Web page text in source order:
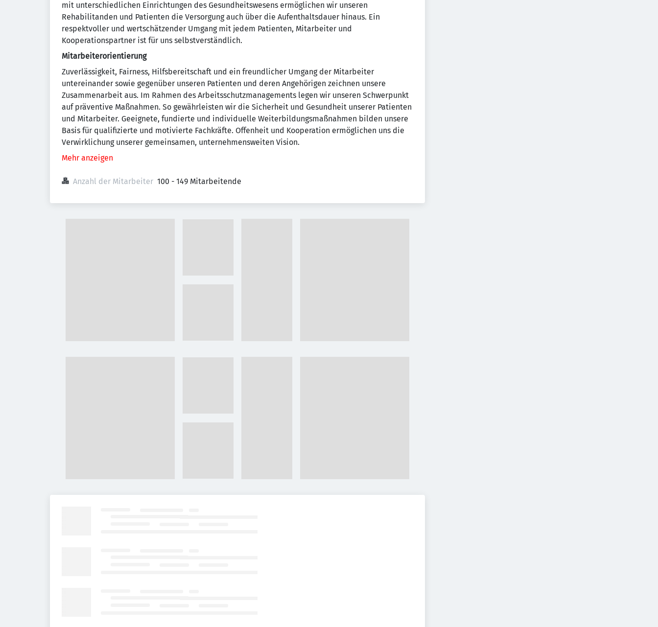
mit unterschiedlichen Einrichtungen des Gesundheitswesens ermöglichen wir unseren
Rehabilitanden und Patienten die Versorgung auch über die Aufenthaltsdauer hinaus. Ein
respektvoller und wertschätzender Umgang mit jedem Patienten, Mitarbeiter und
Kooperationspartner ist für uns selbstverständlich.
Mitarbeiterorientierung
Zuverlässigkeit, Fairness, Hilfsbereitschaft und ein freundlicher Umgang der Mitarbeiter
untereinander sowie gegenüber unseren Patienten und deren Angehörigen zeichnen unsere
Zusammenarbeit aus. Im Rahmen des Arbeitsschutzmanagements legen wir unseren Schwerpunkt
auf präventive Maßnahmen. So gewährleisten wir die Sicherheit und Gesundheit unserer Patienten
und Mitarbeiter. Geeignete, fundierte und individuelle Weiterbildungsmaßnahmen bilden unsere
Basis für qualifizierte und motivierte Fachkräfte. Offenheit und Kooperation ermöglichen uns die
Verwirklichung unserer gemeinsamen, unternehmensweiten Vision.
Mehr anzeigen
Anzahl der Mitarbeiter 100 - 149 Mitarbeitende